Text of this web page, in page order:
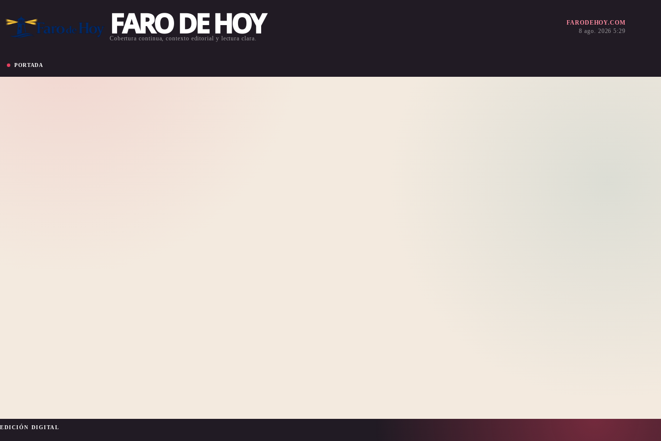
FARO DE HOY
Cobertura continua, contexto editorial y lectura clara.
FARODEHOY.COM
8 ago. 2026 5:29
PORTADA
EDICIÓN DIGITAL